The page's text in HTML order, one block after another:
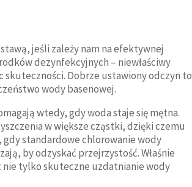
jeśli zależy nam na efektywnej
dezynfekcyjnych – niewłaściwy
Dobrze ustawiony odczyn to
wody basenowej.
wtedy, gdy woda staje się mętna.
w większe cząstki, dzięki czemu
gdy standardowe chlorowanie wody
by odzyskać przejrzystość. Właśnie
tylko skuteczne uzdatnianie wody